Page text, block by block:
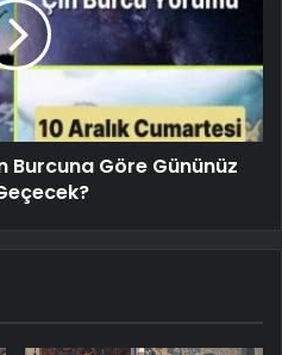
Burcuna Göre Gününüz